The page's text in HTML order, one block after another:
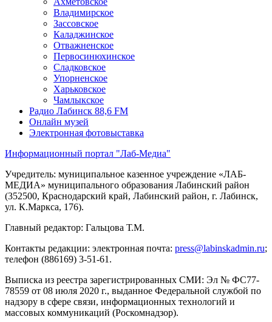
Владимирское
Зассовское
Каладжинское
Отважненское
Первосинюхинское
Сладковское
Упорненское
Харьковское
Чамлыкское
Радио Лабинск 88,6 FM
Онлайн музей
Электронная фотовыставка
Информационный портал "Лаб-Медиа"
Учредитель: муниципальное казенное учреждение «ЛАБ-
МЕДИА» муниципального образования Лабинский район
(352500, Краснодарский край, Лабинский район, г. Лабинск,
ул. К.Маркса, 176).
Главный редактор: Гальцова Т.М.
Контакты редакции: электронная почта: press@labinskadmin.ru;
телефон (886169) 3-51-61.
Выписка из реестра зарегистрированных СМИ: Эл № ФС77-
78559 от 08 июля 2020 г., выданное Федеральной службой по
надзору в сфере связи, информационных технологий и
массовых коммуникаций (Роскомнадзор).